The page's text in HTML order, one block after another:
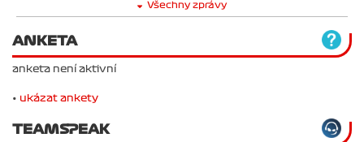
Všechny zprávy
ANKETA
anketa není aktivní
• ukázat ankety
TEAMSPEAK